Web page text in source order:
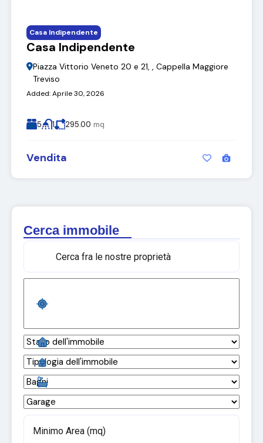
Casa Indipendente
Piazza Vittorio Veneto 20 e 21, , Cappella Maggiore
Treviso
Added:Aprile 30, 2026
Casa Indipendente
5 1 295.00 mq
Vendita
Cerca immobile